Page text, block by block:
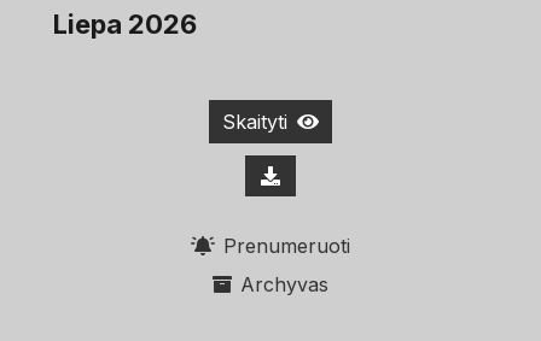
Liepa 2026
Skaityti
Prenumeruoti
Archyvas